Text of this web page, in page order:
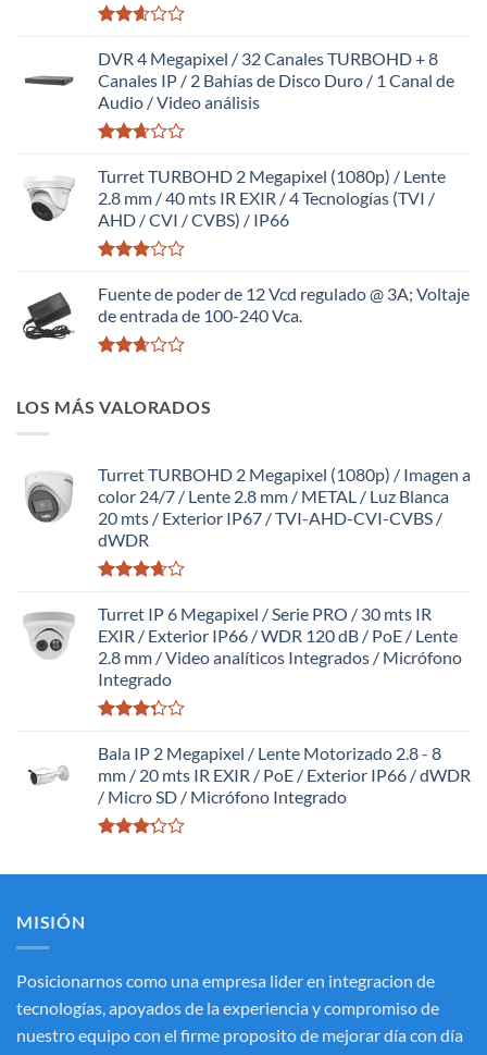
con
2.58
de 5
DVR 4 Megapixel / 32 Canales TURBOHD + 8
Canales IP / 2 Bahías de Disco Duro / 1 Canal de
Audio / Video análisis
con
2.64
de 5
Turret TURBOHD 2 Megapixel (1080p) / Lente
2.8 mm / 40 mts IR EXIR / 4 Tecnologías (TVI /
AHD / CVI / CVBS) / IP66
con
2.98
de 5
Fuente de poder de 12 Vcd regulado @ 3A; Voltaje
de entrada de 100-240 Vca.
2.64
LOS MÁS VALORADOS
Turret TURBOHD 2 Megapixel (1080p) / Imagen a
color 24/7 / Lente 2.8 mm / METAL / Luz Blanca
20 mts / Exterior IP67 / TVI-AHD-CVI-CVBS /
dWDR
con
3.63de
5
Turret IP 6 Megapixel / Serie PRO / 30 mts IR
EXIR / Exterior IP66 / WDR 120 dB / PoE / Lente
2.8 mm / Video analíticos Integrados / Micrófono
Integrado
con
de
5
Bala IP 2 Megapixel / Lente Motorizado 2.8 - 8
mm / 20 mts IR EXIR / PoE / Exterior IP66 / dWDR
/ Micro SD / Micrófono Integrado
MISIÓN
Posicionarnos como una empresa lider en integracion de
tecnologías, apoyados de la experiencia y compromiso de
nuestro equipo con el firme proposito de mejorar día con día